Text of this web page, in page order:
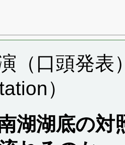
（口頭発表
）
湖湖底の対